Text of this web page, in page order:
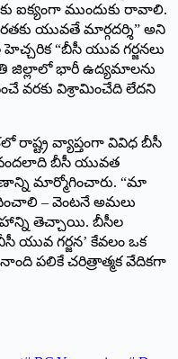
ఐక్యంగా ముందుకు రావాలి.
యువతే మార్గదర్శి” అని
“బీసీ యువ గర్జనలు
జిల్లాలో భారీ ఉద్యమాలను
వరకు విశ్రామించేది లేదని
వ్యాప్తంగా వివిధ బీసీ
వందలాది బీసీ యువత
మార్మోగించారు. “మా
– వెంటనే అమలు
తెచ్చాయి. బీసీల
యువ గర్జన’ కేవలం ఒక
పలికే చరిత్రాత్మక వేదికగా